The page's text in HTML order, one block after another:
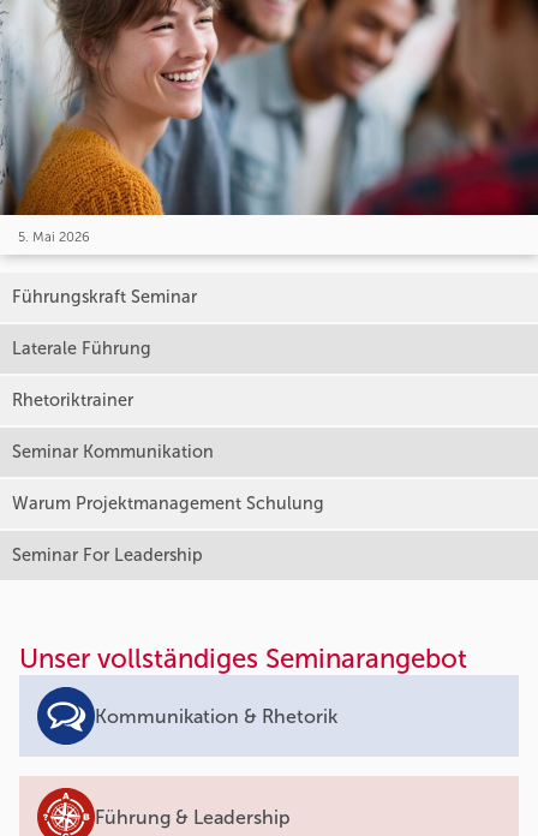
5. Mai 2026
Führungskraft Seminar
Laterale Führung
Rhetoriktrainer
Seminar Kommunikation
Warum Projektmanagement Schulung
Seminar For Leadership
Unser vollständiges Seminarangebot
Kommunikation & Rhetorik
Führung & Leadership